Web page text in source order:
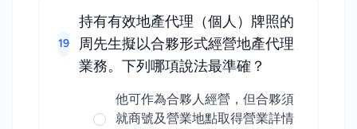
19
持有有效地產代理（個人）牌照的
周先生擬以合夥形式經營地產代理
業務。下列哪項說法最準確？
他可作為合夥人經營，但合夥須
就商號及營業地點取得營業詳情